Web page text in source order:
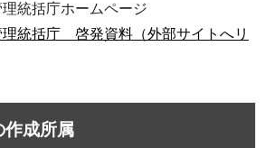
統括庁ホームページ
理統括庁 啓発資料（外部サイトへリ
作成所属